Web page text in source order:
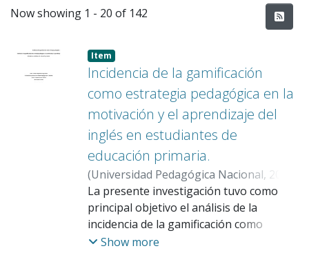
Recent Submissions
Now showing 1 - 20 of 142
Item
Incidencia de la gamificación
como estrategia pedagógica en la
motivación y el aprendizaje del
inglés en estudiantes de
educación primaria.
(Universidad Pedagógica Nacional, 2026
Burgos Diaz, Edwin Alejandro; García
Doncel, Nicolás
La presente investigación tuvo como
principal objetivo el análisis de la
incidencia de la gamificación como
estrategia pedagógica en el desarrollo
Show more